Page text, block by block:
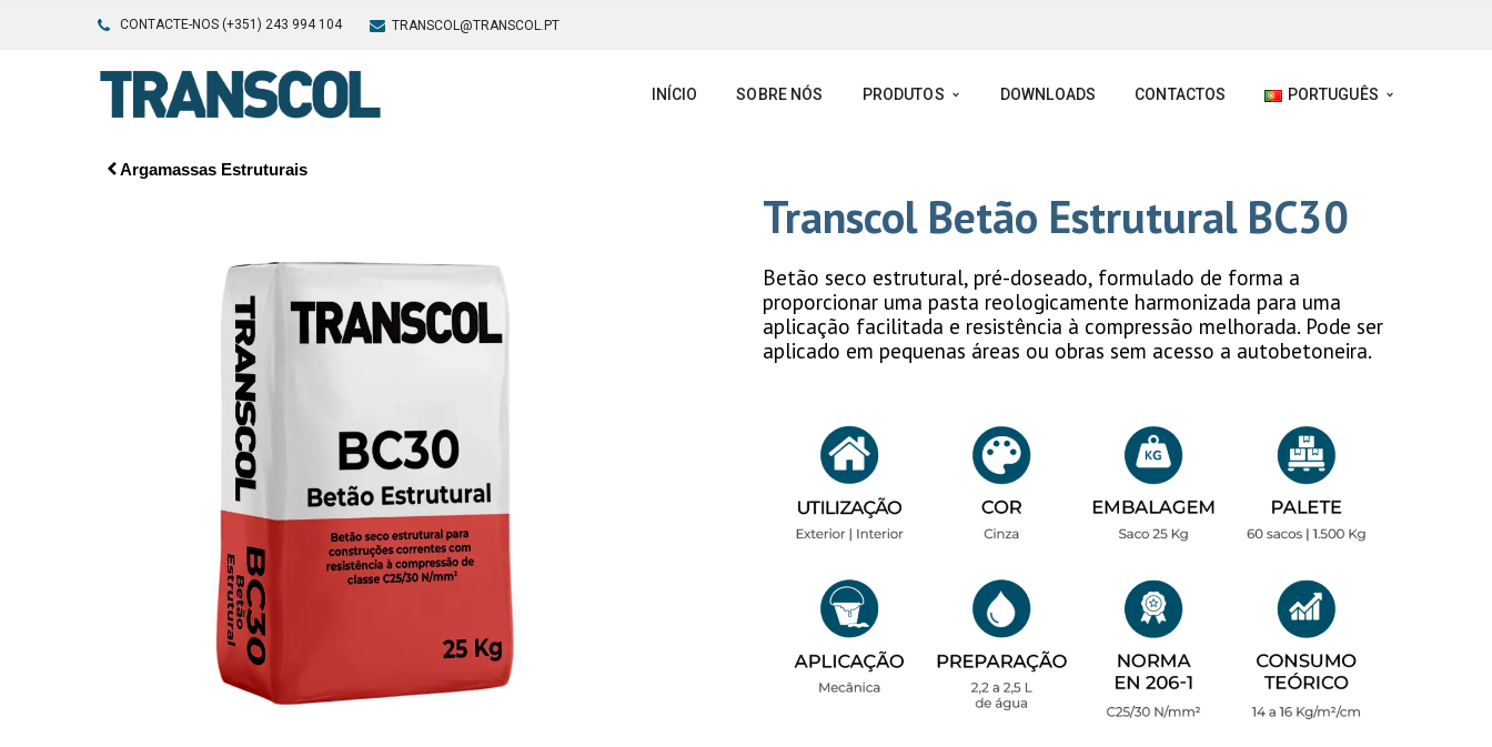
CONTACTE-NOS (+351) 243 994 104 TRANSCOL@TRANSCOL.PT
INÍCIO SOBRE NÓS PRODUTOS DOWNLOADS CONTACTOS PORTUGUÊS
Argamassas Estruturais
Transcol Betão Estrutural BC30
Betão seco estrutural, pré-doseado, formulado de forma a
proporcionar uma pasta reologicamente harmonizada para uma
aplicação facilitada e resistência à compressão melhorada. Pode ser
aplicado em pequenas áreas ou obras sem acesso a autobetoneira.